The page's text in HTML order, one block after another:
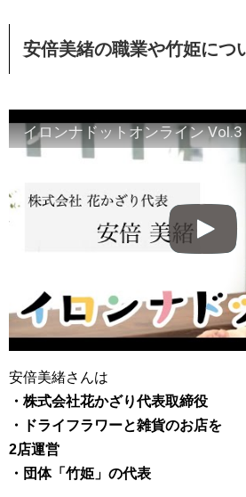
安倍美緒の職業や竹姫につ
安倍美緒さんは
・株式会社花かざり代表取締役
・ドライフラワーと雑貨のお店を
2店運営
・団体「竹姫」の代表